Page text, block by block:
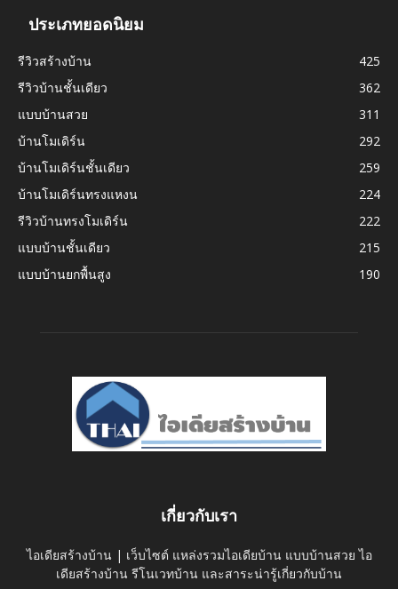
ประเภทยอดนิยม
รีวิวสร้างบ้าน
425
รีวิวบ้านชั้นเดียว
362
แบบบ้านสวย
311
บ้านโมเดิร์น
292
บ้านโมเดิร์นชั้นเดียว
259
บ้านโมเดิร์นทรงแหงน
224
รีวิวบ้านทรงโมเดิร์น
222
แบบบ้านชั้นเดียว
215
แบบบ้านยกพื้นสูง
190
เกี่ยวกับเรา
ไอเดียสร้างบ้าน | เว็บไซต์ แหล่งรวมไอเดียบ้าน แบบบ้านสวย ไอ
เดียสร้างบ้าน รีโนเวทบ้าน และสาระน่ารู้เกี่ยวกับบ้าน